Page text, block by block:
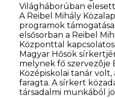
Világháborúban
A Reibel Mihály
programok
elsősorban a Reibel
Központtal
Magyar Hősök
melynek fő szervezõje
Középiskolai tanár volt,
faragta. A sírkert
társadalmi munkából